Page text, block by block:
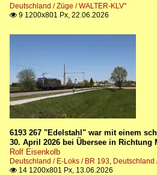
Deutschland / Züge / WALTER-KLV"
 9 1200x801 Px, 22.06.2026
6193 267 "Edelstahl" war mit einem
30. April 2026 bei Übersee in Richtung
Rolf Eisenkolb
Deutschland / E-Loks / BR 193, Deutschland
 14 1200x801 Px, 13.06.2026